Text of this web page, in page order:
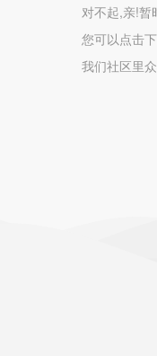
对不起,亲!暂
您可以点击
我们社区里